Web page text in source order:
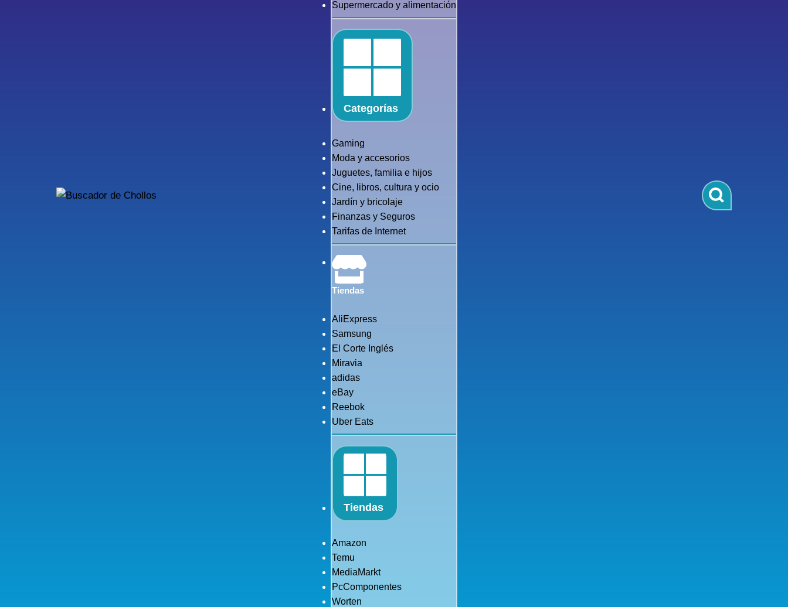
Supermercado y alimentación
Categorías
Gaming
Moda y accesorios
Juguetes, familia e hijos
Cine, libros, cultura y ocio
Jardín y bricolaje
Finanzas y Seguros
Tarifas de Internet
Tiendas
AliExpress
Samsung
El Corte Inglés
Miravia
adidas
eBay
Reebok
Uber Eats
Tiendas
Amazon
Temu
MediaMarkt
PcComponentes
Worten